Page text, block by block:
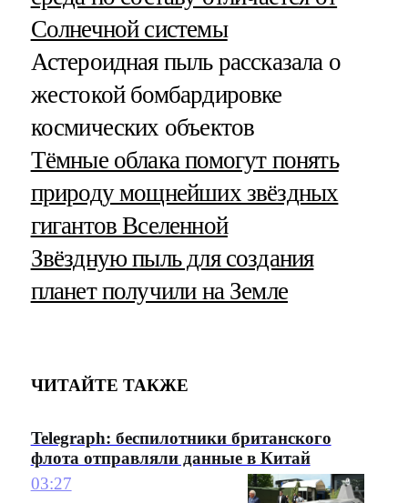
Солнечной системы
Астероидная пыль рассказала о
жестокой бомбардировке
космических объектов
Тёмные облака помогут понять
природу мощнейших звёздных
гигантов Вселенной
Звёздную пыль для создания
планет получили на Земле
ЧИТАЙТЕ ТАКЖЕ
Telegraph: беспилотники британского
флота отправляли данные в Китай
03:27